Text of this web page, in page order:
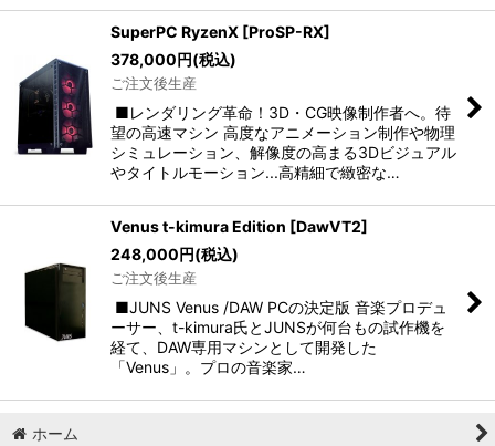
SuperPC RyzenX [ProSP-RX]
378,000円(税込)
ご注文後生産
■レンダリング革命！3D・CG映像制作者へ。待
望の高速マシン 高度なアニメーション制作や物理
シミュレーション、解像度の高まる3Dビジュアル
やタイトルモーション...高精細で緻密な…
Venus t-kimura Edition [DawVT2]
248,000円(税込)
ご注文後生産
■JUNS Venus /DAW PCの決定版 音楽プロデュ
ーサー、t-kimura氏とJUNSが何台もの試作機を
経て、DAW専用マシンとして開発した
「Venus」。プロの音楽家…
ホーム